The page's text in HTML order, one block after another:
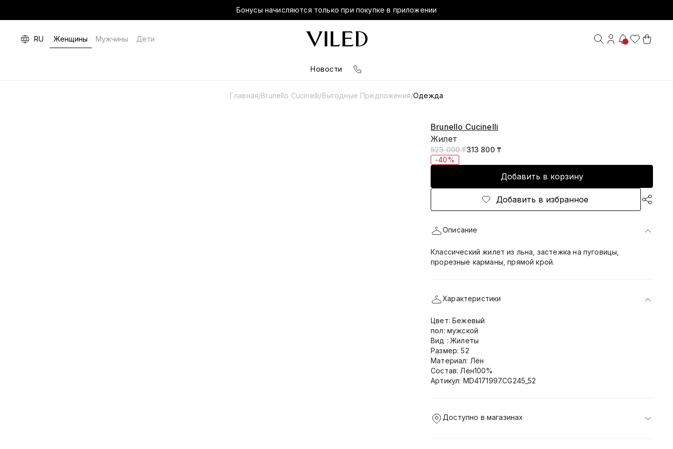
Бонусы начисляются только при покупке в приложении
RU Женщины Мужчины Дети
Новости
Главная/Brunello Cucinelli/Выгодные Предложения/Одежда
Brunello Cucinelli
Жилет
523 000 ₸313 800 ₸
-40%
Добавить в корзину
Добавить в избранное
Описание
Классический жилет из льна, застежка на пуговицы,
прорезные карманы, прямой крой.
Характеристики
Цвет: Бежевый
пол: мужской
Вид : Жилеты
Размер: 52
Материал: Лён
Состав: Лён100%
Артикул: MD4171997.CG245_52
Доступно в магазинах